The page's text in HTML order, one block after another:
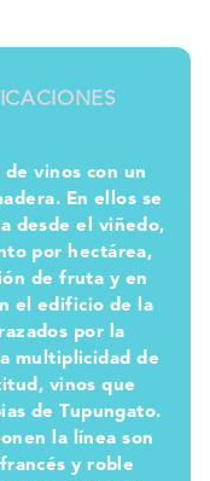
vinos con un
En ellos se
desde el viñedo,
por hectárea,
de fruta y en
el edificio de la
por la
multiplicidad de
vinos que
de Tupungato.
la línea son
y roble